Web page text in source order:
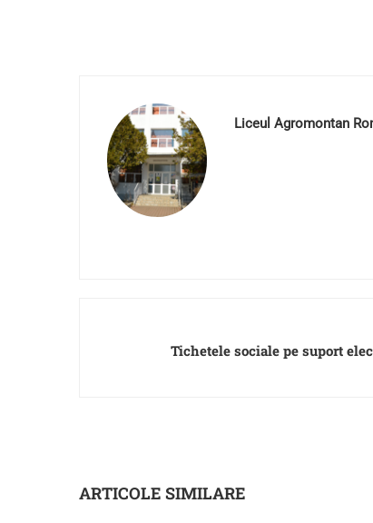
Liceul Agromontan
Tichetele sociale pe suport
ARTICOLE SIMILARE